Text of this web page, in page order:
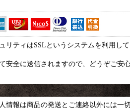
リティはSSLというシステムを利用し
安全に送信されますので、どうぞご安
情報は商品の発送とご連絡以外には一